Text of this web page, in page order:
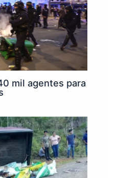
mil agentes para